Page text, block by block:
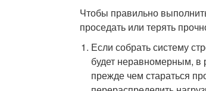
Чтобы правильно
проседать или терять
Если собрать систему
будет неравномерным, в
прежде чем стараться